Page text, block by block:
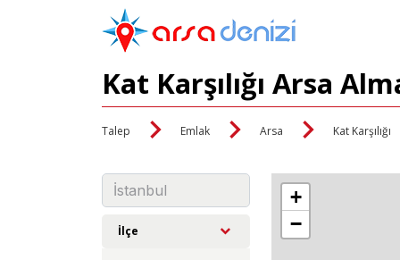
Kat Karşılığı Arsa
Talep Emlak Arsa Kat Karşılığı
İlçe
+
−